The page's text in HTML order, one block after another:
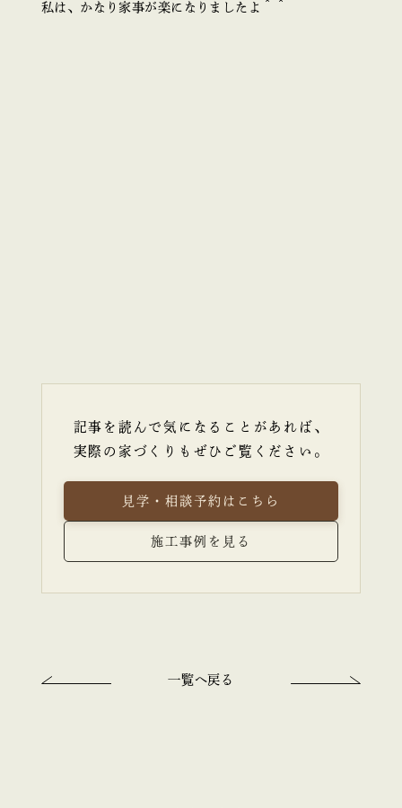
私は、かなり家事が楽になりましたよ＾＾
記事を読んで気になることがあれば、
実際の家づくりもぜひご覧ください。
見学・相談予約はこちら
施工事例を見る
一覧へ戻る